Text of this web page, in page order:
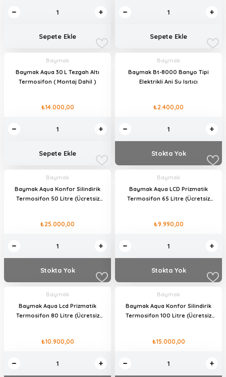
Sepete Ekle Sepete Ekle
Baymak
Baymak Aqua 30 L Tezgah Altı
Termosifon ( Montaj Dahil )
₺14.000,00
Sepete Ekle
Baymak
Baymak Bt-8000 Banyo Tipi
Elektrikli Ani Su Isıtıcı
₺2.400,00
Stokta Yok
Baymak
Baymak Aqua Konfor Silindirik
Termosifon 50 Litre (Ücretsiz
₺25.000,00
Stokta Yok
Baymak
Baymak Aqua LCD Prizmatik
Termosifon 65 Litre (Ücretsiz
₺9.990,00
Stokta Yok
Baymak
Baymak Aqua Lcd Prizmatik
Termosifon 80 Litre (Ücretsiz
₺10.900,00
Baymak
Baymak Aqua Konfor Silindirik
Termosifon 100 Litre (Ücretsiz
₺15.000,00